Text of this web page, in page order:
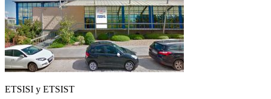
ETSISI y ETSIST